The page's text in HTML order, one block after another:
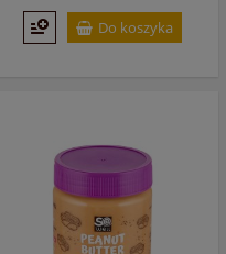
Do koszyka